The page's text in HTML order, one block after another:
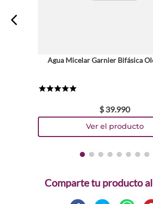
Agua Micelar Garnier Bifásica
$ 39.990
Comparte